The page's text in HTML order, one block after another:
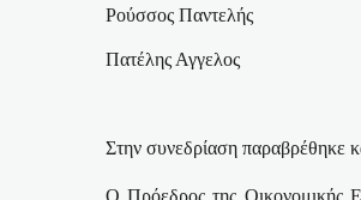
Ρούσσος Παντελής
Πατέλης Αγγελος
Στην συνεδρίαση παραβρέθηκε